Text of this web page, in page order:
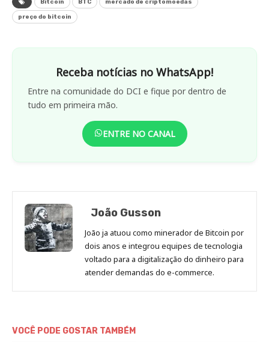
Bitcoin BTC mercado de criptomoedas
preço do bitcoin
Receba notícias no WhatsApp!
Entre na comunidade do DCI e fique por dentro de
tudo em primeira mão.
ENTRE NO CANAL
João Gusson
João ja atuou como minerador de Bitcoin por
dois anos e integrou equipes de tecnologia
voltado para a digitalização do dinheiro para
atender demandas do e-commerce.
VOCÊ PODE GOSTAR TAMBÉM